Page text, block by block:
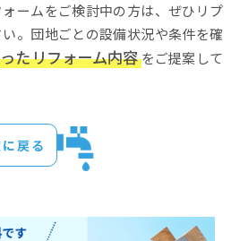
ームをご検討中の方は、ぜひリプ
。団地ごとの設備状況や条件を確
たリフォーム内容をご提案して
戻る